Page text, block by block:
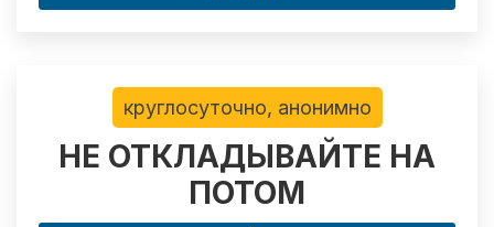
круглосуточно, анонимно
НЕ ОТКЛАДЫВАЙТЕ НА
ПОТОМ